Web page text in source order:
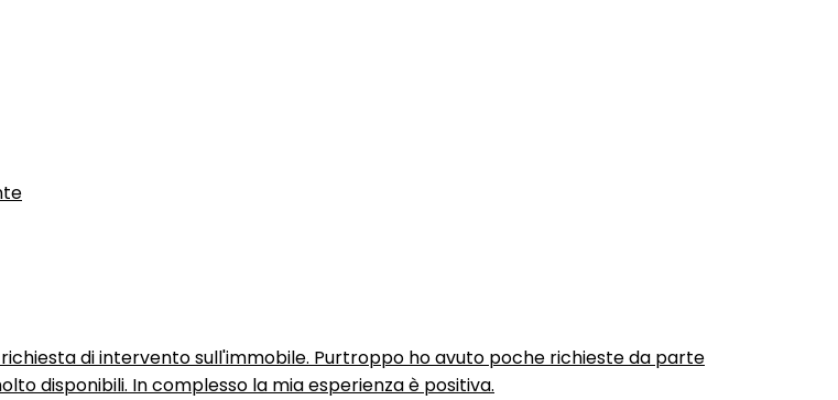
di intervento sull'immobile. Purtroppo ho avuto poche richieste da parte
disponibili. In complesso la mia esperienza è positiva.